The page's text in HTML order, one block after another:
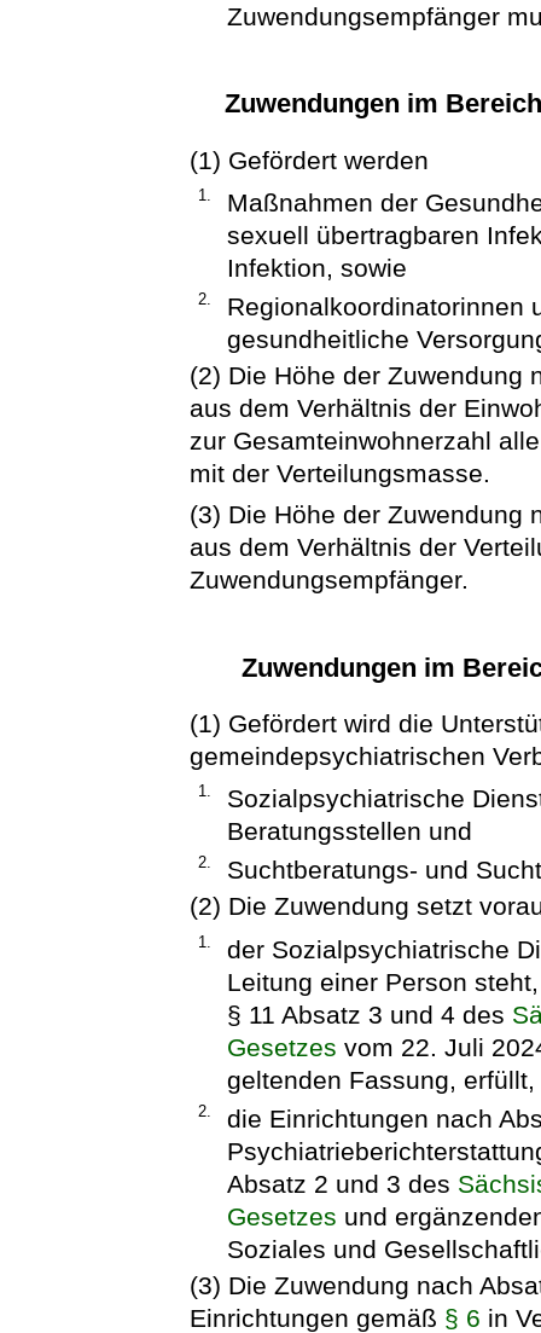
Zuwendungsempfänger
Zuwendungen im
(1) Gefördert werden
1.
Maßnahmen der
sexuell übertragbaren
Infektion, sowie
2.
Regionalkoordinatorinnen
gesundheitliche
(2) Die Höhe der Zuwendung
aus dem Verhältnis der
zur Gesamteinwohnerzahl
mit der Verteilungsmasse.
(3) Die Höhe der Zuwendung
aus dem Verhältnis der
Zuwendungsempfänger.
Zuwendungen im
(1) Gefördert wird die
gemeindepsychiatrischen
1.
Sozialpsychiatrische
Beratungsstellen und
2.
Suchtberatungs- und
(2) Die Zuwendung setzt
1.
der Sozialpsychiatrische
Leitung einer Person
§ 11 Absatz 3 und 4 des
Gesetzes vom 22. Juli
geltenden Fassung, erfüllt,
2.
die Einrichtungen nach
Absatz 2 und 3 des
Gesetzes und
Soziales und
(3) Die Zuwendung nach
Einrichtungen gemäß § 6 in